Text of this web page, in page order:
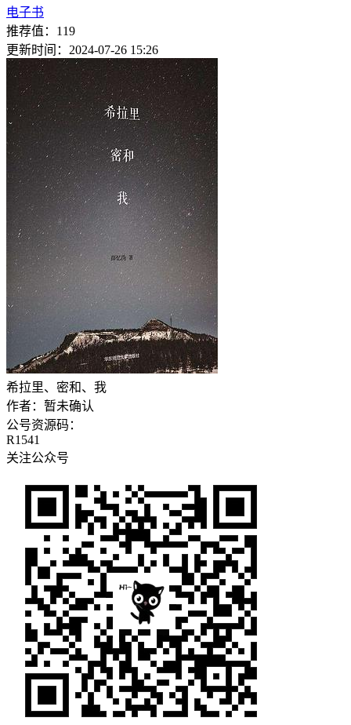
电子书
推荐值：119
更新时间：2024-07-26 15:26
希拉里、密和、我
作者： 暂未确认
公号资源码：
R1541
关注公众号